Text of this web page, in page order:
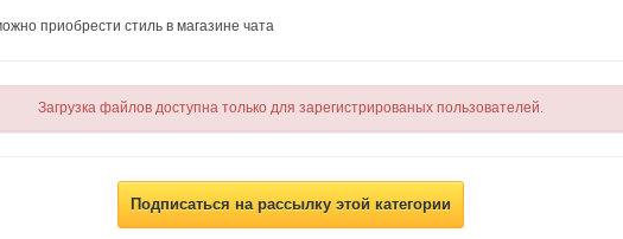
приобрести стиль в магазине чата
Загрузка файлов доступна только для зарегистрированых пользователей.
Подписаться на рассылку этой категории